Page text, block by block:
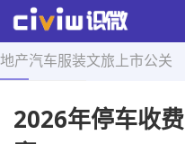
地产汽车服装文旅 上市公关
首页 > 舆情知识 > 正文
2026年停车收